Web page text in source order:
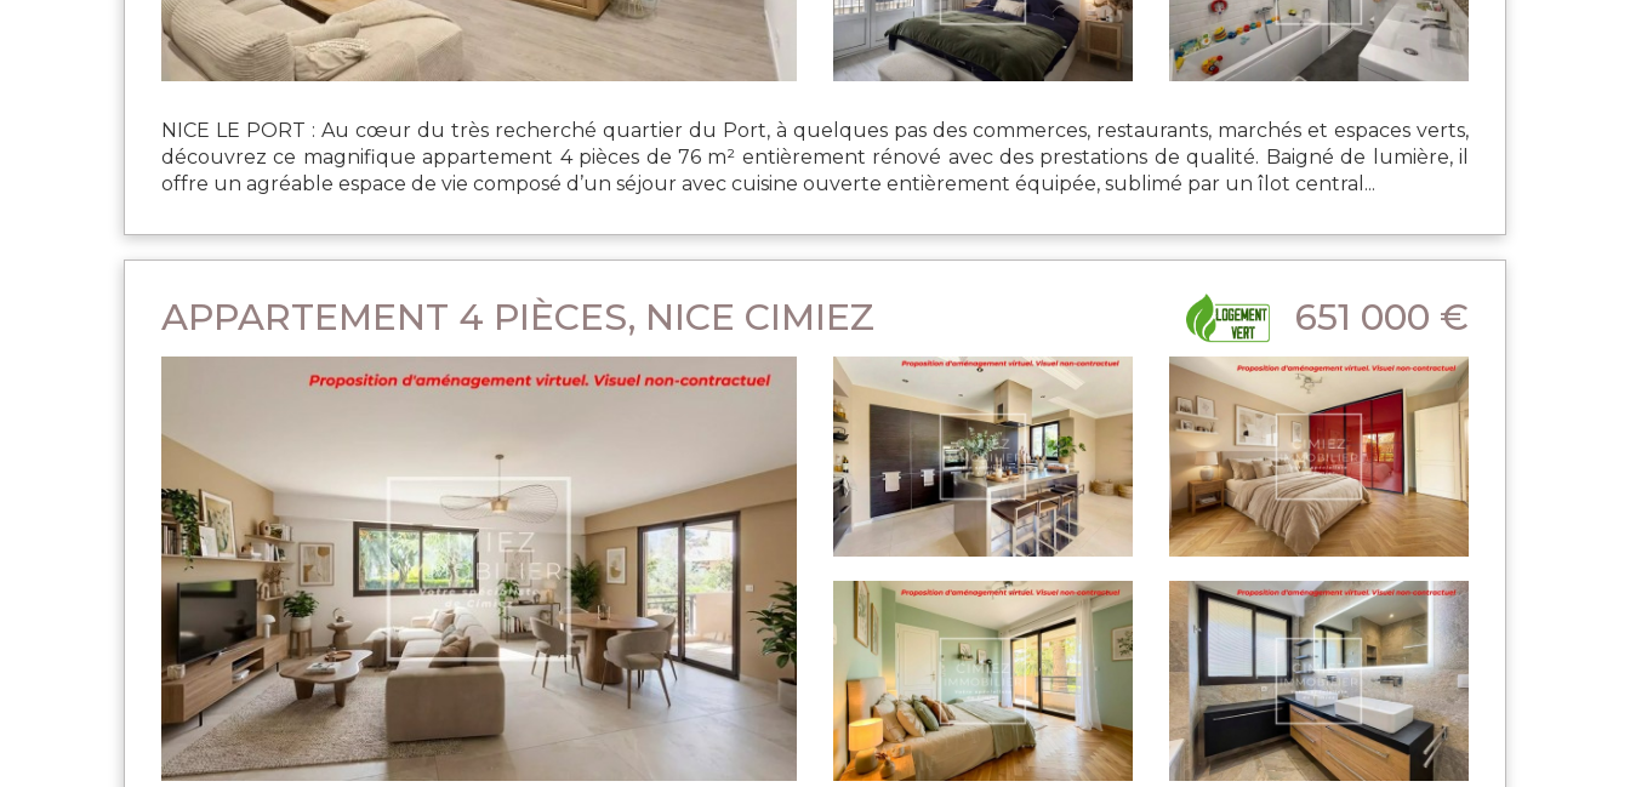
NICE LE PORT : Au cœur du très recherché quartier du Port, à quelques pas des commerces, restaurants, marchés et espaces verts,
découvrez ce magnifique appartement 4 pièces de 76 m² entièrement rénové avec des prestations de qualité. Baigné de lumière, il
offre un agréable espace de vie composé d’un séjour avec cuisine ouverte entièrement équipée, sublimé par un îlot central...
APPARTEMENT 4 PIÈCES, NICE CIMIEZ 651 000 €